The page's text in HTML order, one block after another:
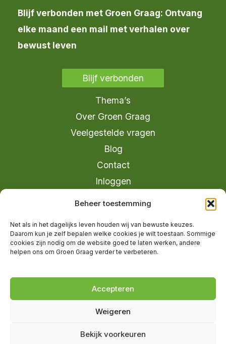
Beheer toestemming
Net als in het dagelijks leven houden wij van bewuste keuzes.
Daarom kun je zelf bepalen welke cookies je wilt toestaan. Sommige
cookies zijn nodig om de website goed te laten werken, andere
helpen ons om Groen Graag verder te verbeteren.
Accepteren
Weigeren
Bekijk voorkeuren
Blijf verbonden met Groen Graag: Ontvang
elke maand een mail met verhalen over
bewust leven
Blijf verbonden
Thema’s
Over Groen Graag
Veelgestelde vragen
Blog
Contact
Inloggen
info@groengraag.nl
Ervaringen van leden op Trustpilot
Marketing
Management B.V.